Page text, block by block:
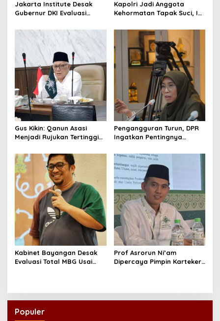
Jakarta Institute Desak
Gubernur DKI Evaluasi
Penumpang Diturunkan
Kapolri Jadi Anggota
Kehormatan Tapak Suci, Ini
Gus Kikin: Qanun Asasi
Menjadi Rujukan Tertinggi
Pengangguran Turun, DPR
Ingatkan Pentingnya
yang Layak
Kabinet Bayangan Desak
Evaluasi Total MBG Usai
Prof Asrorun Ni’am
Dipercaya Pimpin Karteker
Populer